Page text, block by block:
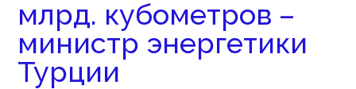
млрд. кубометров –
министр энергетики
Турции